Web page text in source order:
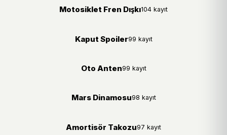
Motosiklet Fren Dışkı104 kayıt
Kaput Spoiler99 kayıt
Oto Anten99 kayıt
Mars Dinamosu98 kayıt
Amortisör Takozu97 kayıt